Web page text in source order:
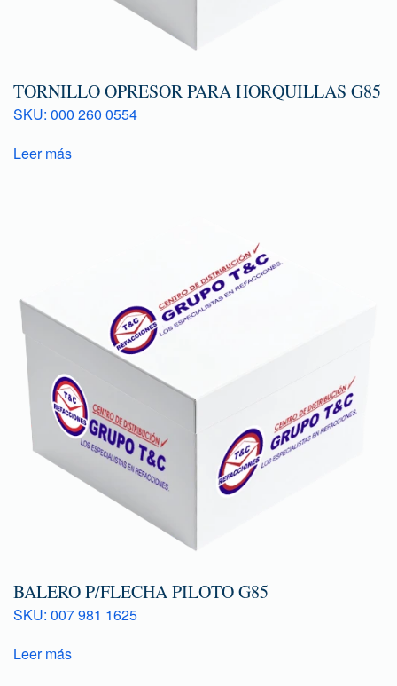
TORNILLO OPRESOR PARA HORQUILLAS G85
SKU: 000 260 0554
Leer más
BALERO P/FLECHA PILOTO G85
SKU: 007 981 1625
Leer más